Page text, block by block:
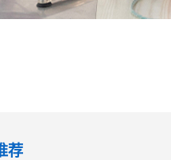
荐